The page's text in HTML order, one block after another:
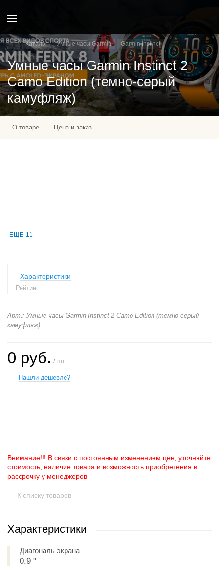
Каталог Умные часы Garmin Garmin Instinct
Умные часы Garmin Instinct 2
Camo Edition (темно-серый
камуфляж)
О товаре Цена и заказ
ЕЩЁ 11
Характеристики
Рейтинг:
Арт.: Умные часы Garmin Instinct 2 Camo Edition (темно-серый
камуфляж)
0 руб. / шт
Нашли дешевле?
Внимание!!! В связи с постоянным изменением цен, уточняйте
стоимость, наличие товара и возможность приобретения в
рассрочку у менеджеров.
К списку товаров
Характеристики
Диагональ экрана
0.9 "